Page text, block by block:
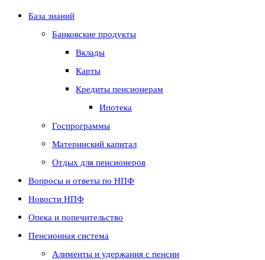
База знаний
Банковские продукты
Вклады
Карты
Кредиты пенсионерам
Ипотека
Госпрограммы
Материнский капитал
Отдых для пенсионеров
Вопросы и ответы по НПФ
Новости НПФ
Опека и попечительство
Пенсионная система
Алименты и удержания с пенсии